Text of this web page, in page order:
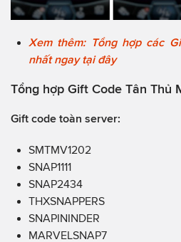
Xem thêm: Tổng hợp các
nhất ngay tại đây
Tổng hợp Gift Code Tân Thủ
Gift code toàn server:
SMTMV1202
SNAP1111
SNAP2434
THXSNAPPERS
SNAPININDER
MARVELSNAP7